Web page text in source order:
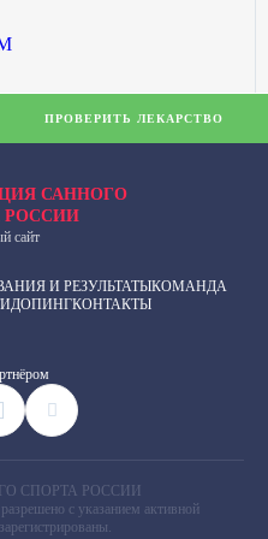
САННОГО
РОССИИ
сайт
И РЕЗУЛЬТАТЫКОМАНДА
КОНТАКТЫ
ПРОВЕРИТЬ ЛЕКАРСТВО
СПОРТА РОССИИ
с указанием активной